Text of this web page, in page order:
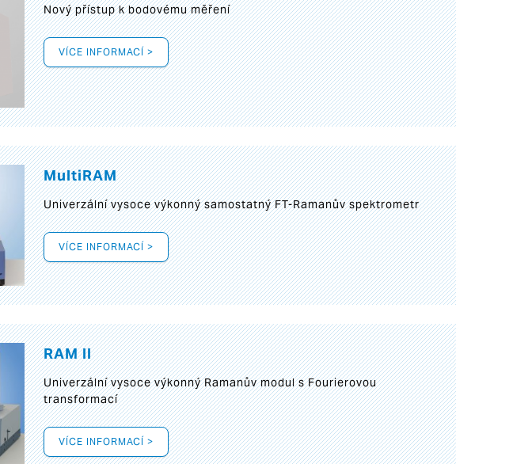
Nový přístup k bodovému měření
VÍCE INFORMACÍ >
MultiRAM
Univerzální vysoce výkonný samostatný FT-Ramanův spektrometr
VÍCE INFORMACÍ >
RAM II
Univerzální vysoce výkonný Ramanův modul s Fourierovou
transformací
VÍCE INFORMACÍ >